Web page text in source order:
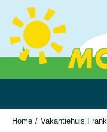
Home Vakantiehuis